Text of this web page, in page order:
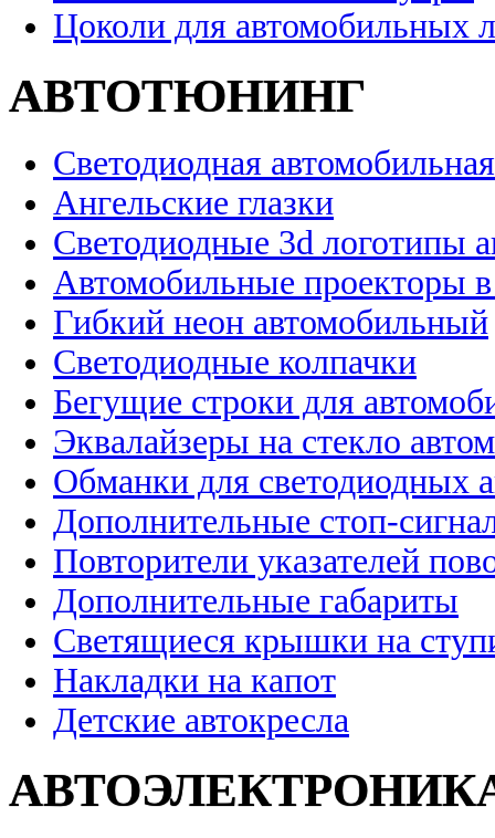
Цоколи для автомобильных
АВТОТЮНИНГ
Светодиодная
Ангельские глазки
Светодиодные 3d логотипы
Автомобильные проекторы
Гибкий неон автомобильный
Светодиодные колпачки
Бегущие строки для
Эквалайзеры на стекло
Обманки для светодиодных
Дополнительные стоп-
Повторители указателей
Дополнительные габариты
Светящиеся крышки на
Накладки на капот
Детские автокресла